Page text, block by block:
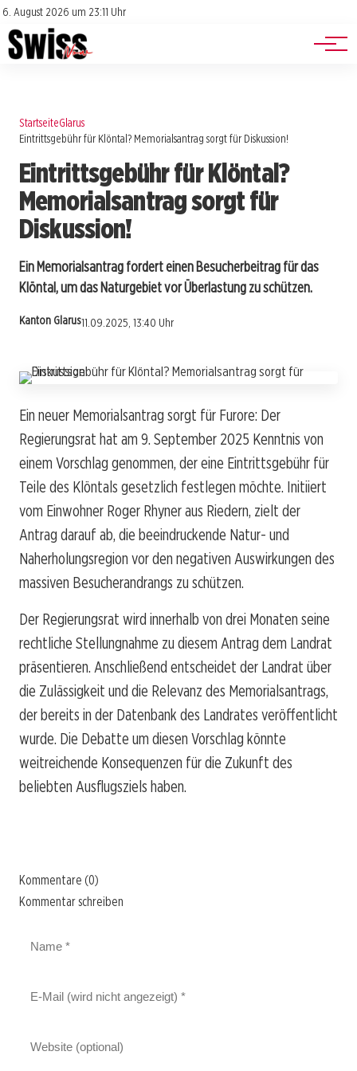
6. August 2026 um 23:11 Uhr
Impressum
Datenschutz
Jobs
Events
StartseiteGlarus
Eintrittsgebühr für Klöntal? Memorialsantrag sorgt für Diskussion!
Eintrittsgebühr für Klöntal?
Memorialsantrag sorgt für
Diskussion!
Ein Memorialsantrag fordert einen Besucherbeitrag für das
Klöntal, um das Naturgebiet vor Überlastung zu schützen.
Kanton Glarus11.09.2025, 13:40 Uhr
Ein neuer Memorialsantrag sorgt für Furore: Der
Regierungsrat hat am 9. September 2025 Kenntnis von
einem Vorschlag genommen, der eine Eintrittsgebühr für
Teile des Klöntals gesetzlich festlegen möchte. Initiiert
vom Einwohner Roger Rhyner aus Riedern, zielt der
Antrag darauf ab, die beeindruckende Natur- und
Naherholungsregion vor den negativen Auswirkungen des
massiven Besucherandrangs zu schützen.
Der Regierungsrat wird innerhalb von drei Monaten seine
rechtliche Stellungnahme zu diesem Antrag dem Landrat
präsentieren. Anschließend entscheidet der Landrat über
die Zulässigkeit und die Relevanz des Memorialsantrags,
der bereits in der Datenbank des Landrates veröffentlicht
wurde. Die Debatte um diesen Vorschlag könnte
weitreichende Konsequenzen für die Zukunft des
beliebten Ausflugsziels haben.
Kommentare (0)
Kommentar schreiben